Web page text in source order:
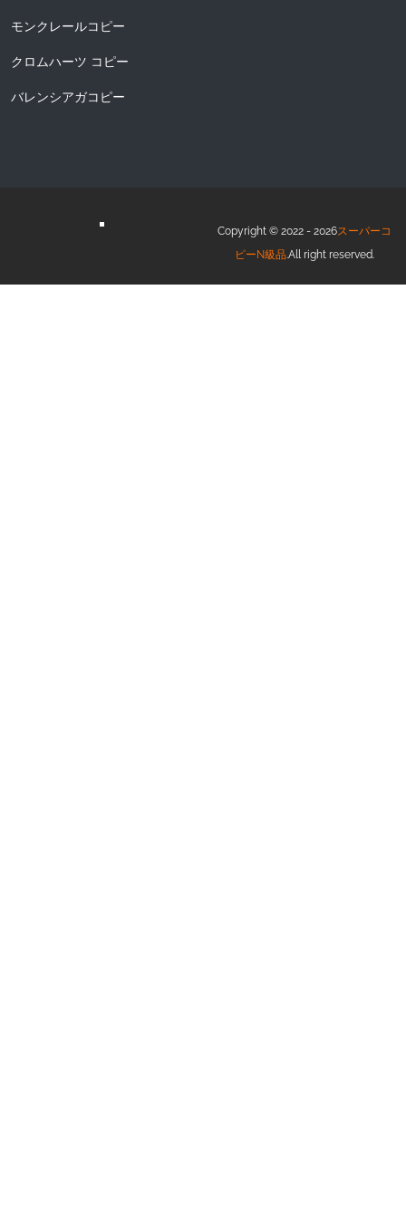
モンクレールコピー
クロムハーツ コピー
バレンシアガコピー
Copyright © 2022 - 2026スーパーコ
ピーN級品.All right reserved.